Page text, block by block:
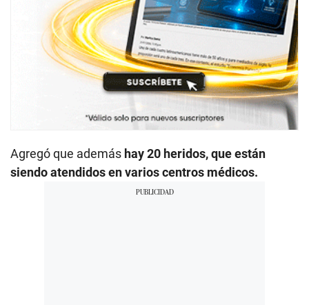
Agregó que además hay 20 heridos, que están
siendo atendidos en varios centros médicos.